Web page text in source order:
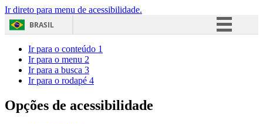
Ir direto para menu de acessibilidade.
BRASIL
Acesso à informação
Ir para o conteúdo 1
Ir para o menu 2
Ir para a busca 3
Ir para o rodapé 4
Opções de acessibilidade